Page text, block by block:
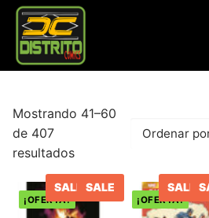
contenido
Buscar:
Mostrando 41–60
de 407
resultados
Ordenado
por
los
últimos
¡OFERTA!
SALE SALE
¡OFERTA!
SALE